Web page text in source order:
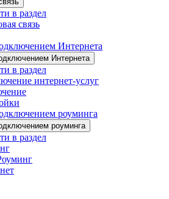
в раздел
связь
Интернета
Интернета
в раздел
интернет-услуг
роуминга
роуминга
в раздел